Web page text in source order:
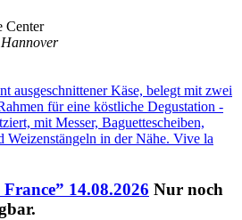
Center
14.08.2026 Nur noch